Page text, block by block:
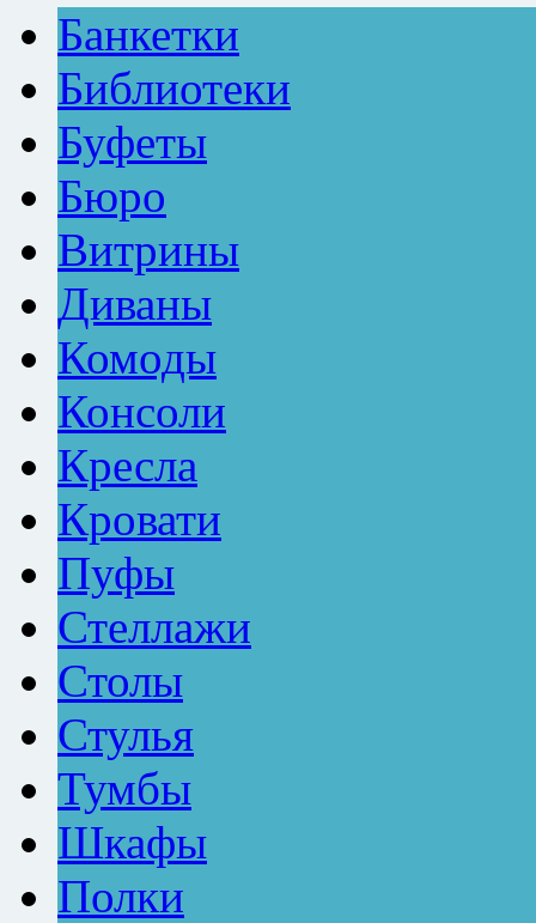
Банкетки
Библиотеки
Буфеты
Бюро
Витрины
Диваны
Комоды
Консоли
Кресла
Кровати
Пуфы
Стеллажи
Столы
Стулья
Тумбы
Шкафы
Полки